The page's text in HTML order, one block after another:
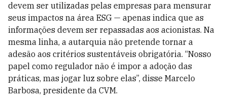
devem ser utilizadas pelas empresas para mensurar
seus impactos na área ESG — apenas indica que as
informações devem ser repassadas aos acionistas. Na
mesma linha, a autarquia não pretende tornar a
adesão aos critérios sustentáveis obrigatória. “Nosso
papel como regulador não é impor a adoção das
práticas, mas jogar luz sobre elas”, disse Marcelo
Barbosa, presidente da CVM.